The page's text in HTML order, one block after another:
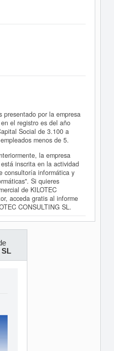
presentado por la empresa
el registro es del año
Social de 3.100 a
menos de 5.
la empresa
inscrita en la actividad
consultoría informática y
Si quieres
de KILOTEC
acceda gratis al informe
CONSULTING SL.
SL